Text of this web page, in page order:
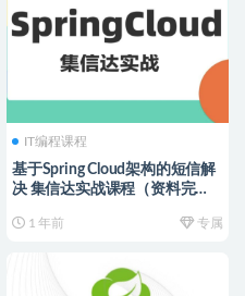
IT编程课程
基于Spring Cloud架构的短信解
决 集信达实战课程（资料完
1 年前 专属